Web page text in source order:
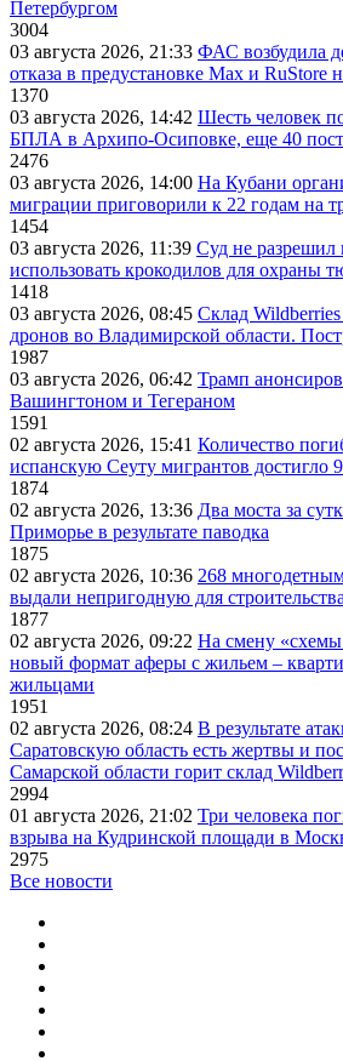
Петербургом
3004
03 августа 2026, 21:33 ФАС возбудила
отказа в предустановке Max и RuStore
1370
03 августа 2026, 14:42 Шесть человек
БПЛА в Архипо-Осиповке, еще 40
2476
03 августа 2026, 14:00 На Кубани
миграции приговорили к 22 годам на
1454
03 августа 2026, 11:39 Суд не разрешил
использовать крокодилов для охраны
1418
03 августа 2026, 08:45 Склад Wildberries
дронов во Владимирской области.
1987
03 августа 2026, 06:42 Трамп
Вашингтоном и Тегераном
1591
02 августа 2026, 15:41 Количество
испанскую Сеуту мигрантов достигло
1874
02 августа 2026, 13:36 Два моста за
Приморье в результате паводка
1875
02 августа 2026, 10:36 268
выдали непригодную для
1877
02 августа 2026, 09:22 На смену
новый формат аферы с жильем –
жильцами
1951
02 августа 2026, 08:24 В результате
Саратовскую область есть жертвы и
Самарской области горит склад
2994
01 августа 2026, 21:02 Три человека
взрыва на Кудринской площади в
2975
Все новости